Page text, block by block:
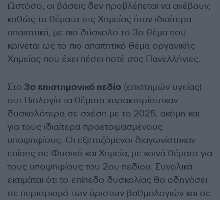
Ωστόσο, οι βάσεις δεν προβλέπεται να ανέβουν,
καθώς τα θέματα της Χημείας ήταν ιδιαίτερα
απαιτητικά, με πιο δύσκολο το 3ο θέμα που
κρίνεται ως το πιο απαιτητικό θέμα οργανικής
Χημείας που έχει πέσει ποτέ στις Πανελλήνιες.
Στο 3ο επιστημονικό πεδίο (επιστημών υγείας)
στη Βιολογία τα θέματα χαρακτηρίστηκαν
δυσκολότερα σε σχέση με το 2025, ακόμη και
για τους ιδιαίτερα προετοιμασμένους
υποψηφίους. Οι εξεταζόμενοι διαγωνίστηκαν
επίσης σε Φυσική και Χημεία, με κοινά θέματα για
τους υποψηφίους του 2ου πεδίου. Συνολικά
εκτιμάται ότι το επίπεδο δυσκολίας θα οδηγήσει
σε περιορισμό των άριστων βαθμολογιών και σε